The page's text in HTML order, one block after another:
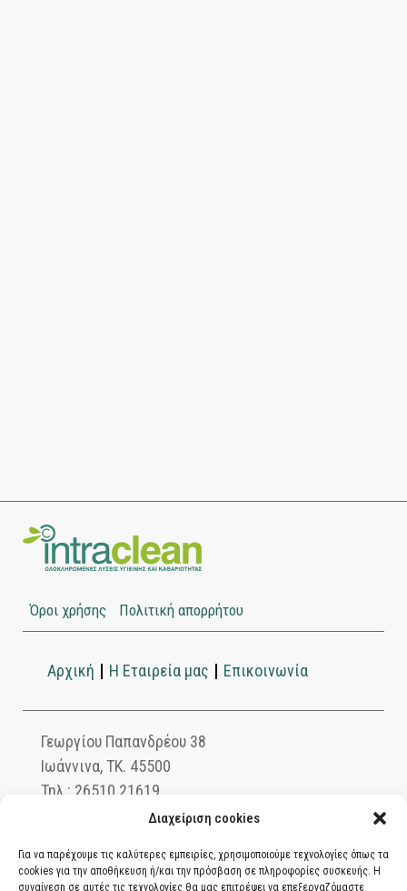
Διαχείριση cookies
Για να παρέχουμε τις καλύτερες εμπειρίες, χρησιμοποιούμε τεχνολογίες όπως τα
cookies για την αποθήκευση ή/και την πρόσβαση σε πληροφορίες συσκευής. Η
συναίνεση σε αυτές τις τεχνολογίες θα μας επιτρέψει να επεξεργαζόμαστε
Όροι χρήσης Πολιτική απορρήτου
Αρχική Η Εταιρεία μας Επικοινωνία
Γεωργίου Παπανδρέου 38
Ιωάννινα, ΤΚ. 45500
Τηλ.: 26510 21619
info@intraclean.gr